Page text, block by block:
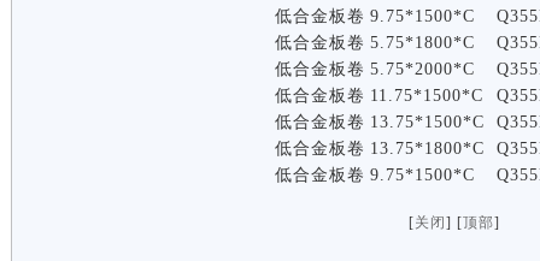
低合金板卷 9.75*1500*C
低合金板卷 5.75*1800*C
低合金板卷 5.75*2000*C
低合金板卷 11.75*1500*C
低合金板卷 13.75*1500*C
低合金板卷 13.75*1800*C
低合金板卷 9.75*1500*C
[关闭 ] [顶部]